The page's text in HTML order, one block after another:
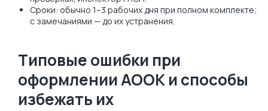
Сроки: обычно 1–3 рабочих дня при полном комплекте;
с замечаниями — до их устранения.
Типовые ошибки при
оформлении АООК и способы
избежать их